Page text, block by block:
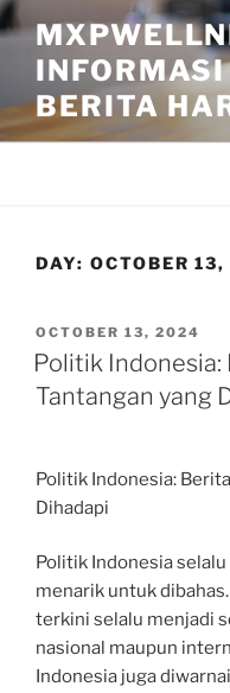
Skip
to
content
BERITA
DAY: OCTOBER
POSTED
ON
OCTOBER 13, 2024
Politik Indonesia:
Tantangan yang
Politik Indonesia:
Dihadapi
Politik Indonesia
menarik untuk
terkini selalu menjadi
nasional maupun
Indonesia juga